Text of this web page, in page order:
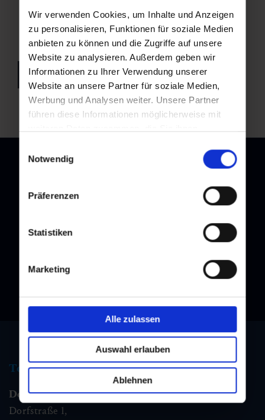
Wir verwenden Cookies, um Inhalte und Anzeigen
zu personalisieren, Funktionen für soziale Medien
anbieten zu können und die Zugriffe auf unsere
Website zu analysieren. Außerdem geben wir
Informationen zu Ihrer Verwendung unserer
Website an unsere Partner für soziale Medien,
Werbung und Analysen weiter. Unsere Partner
führen diese Informationen möglicherweise mit
Nutzung der Dienste gesammelt haben.
Notwendig
Präferenzen
Statistiken
Marketing
Alle zulassen
Auswahl erlauben
Ablehnen
back to overview
Subscribe to our newsletter and stay up to date!
Tourist information
Dorfgastein
Dorfstraße 1,